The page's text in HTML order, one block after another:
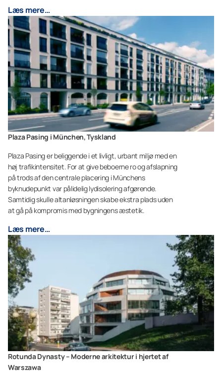
Læs mere…
Plaza Pasing i München, Tyskland
Plaza Pasing er beliggende i et livligt, urbant miljø med en
høj trafikintensitet. For at give beboerne ro og afslapning
på trods af den centrale placering i Münchens
byknudepunkt var pålidelig lydisolering afgørende.
Samtidig skulle altanløsningen skabe ekstra plads uden
at gå på kompromis med bygningens æstetik.
Læs mere…
Rotunda Dynasty – Moderne arkitektur i hjertet af
Warszawa